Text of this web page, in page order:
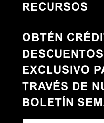
RECURSOS
OBTÉN
EXCLUSIVO
TRAVÉS DE
BOLETÍN